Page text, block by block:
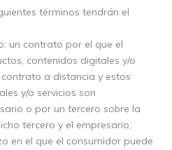
términos tendrán el
un contrato por el que el
contenidos digitales y/o
a distancia y estos
y/o servicios son
o por un tercero sobre la
tercero y el empresario;
en el que el consumidor puede